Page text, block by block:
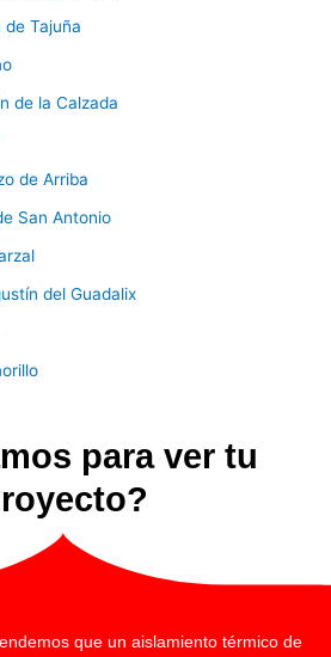
Tajuña
de la Calzada
de Arriba
San Antonio
del Guadalix
para ver tu
que un aislamiento térmico de